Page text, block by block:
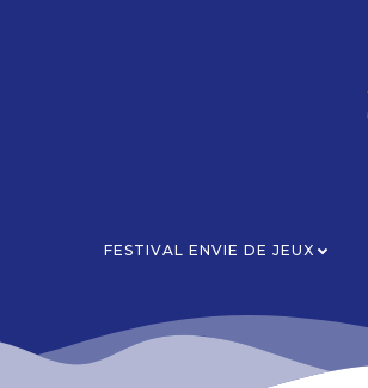
FESTIVAL ENVIE DE JEUX